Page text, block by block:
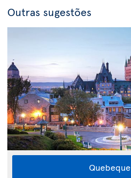
Outras sugestões
Quebeque